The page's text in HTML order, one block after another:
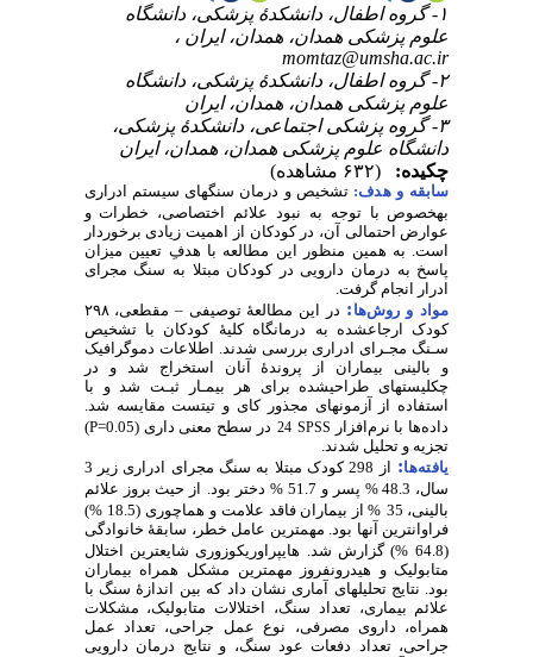
۱- گروه اطفال، دانشکدۀ پزشکی، دانشگاه
علوم پزشکی همدان، همدان، ایران ،
momtaz@umsha.ac.ir
۲- گروه اطفال، دانشکدۀ پزشکی، دانشگاه
علوم پزشکی همدان، همدان، ایران
۳- گروه پزشکی اجتماعی، دانشکدۀ پزشکی،
دانشگاه علوم پزشکی همدان، همدان، ایران
چکیده:
(۶۳۲ مشاهده)
سابقه و هدف: تشخیص و درمان سنگ‏های سیستم ادراری
به‏خصوص با توجه به نبود علائم اختصاصی، خطرات و
عوارض احتمالی آن، در کودکان از اهمیت زیادی برخوردار
است. به همین منظور
این مطالعه با هدفِ تعیین میزان
پاسخ به درمان دارویی در کودکان مبتلا به سنگ مجرای
ادرار انجام گرفت.
مواد و روش‌‌ها : در این مطالعۀ توصیفی –
مقطعی، ۲۹۸
کودک ارجاع‏شده به درمانگاه کلیۀ کودکان با تشخیص
سـنگ مجـرای ادراری بررسی شدند. اطلاعات دموگرافیک
و بالینی بیماران از پروندۀ آنان استخراج شد و در
چک‏لیست‏های طراحی‏شده برای هر بیمـار ثبـت شد و با
استفاده از آزمون‏های مجذور کای و تیتستمقایسه شد.
داده‌ها با نرم‌افزار SPSS
24 در سطح معنی‏ داری(0.05=
P
)
تجزیه و تحلیل شدند.
یافته‌ها:
از 298 کودک مبتلا به سنگ مجرای ادراری زیر 3
سال، 48.3 % پسر و 51.7 % دختر بود.
از حیث بروز علائم
بالینی، 35
% از بیماران فاقد علامت و هماچوری (18.5
%)
فراوان‏ترین آن‏ها بود. مهم‏ترین عامل خطر، سابقۀ خانوادگی
(64.8
%) گزارش شد. هایپراوریکوزوری شایع‏ترین اختلال
متابولیک و هیدرونفروز مهم‏ترین مشکل همراه بیماران
بود. نتایج تحلیل‏های آماری نشان داد که بین اندازۀ سنگ با
علائم بیماری، تعداد سنگ، اختلالات متابولیک، مشکلات
همراه، داروی مصرفی، نوع عمل جراحی، تعداد عمل
جراحی، تعداد دفعات عود سنگ، و نتایج درمان دارویی